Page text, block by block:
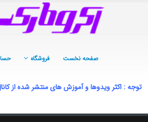
صفحه نخست فروشگاه
توجه : اکثر ویدوها و آموزش های منتشر شده از